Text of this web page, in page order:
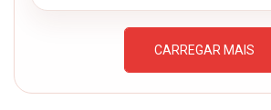
CARREGAR MAIS